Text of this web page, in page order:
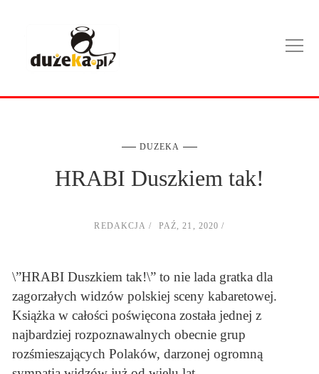
DUZEKA
HRABI Duszkiem tak!
REDAKCJA PAŹ, 21, 2020
\”HRABI Duszkiem tak!\” to nie lada gratka dla
zagorzałych widzów polskiej sceny kabaretowej.
Książka w całości poświęcona została jednej z
najbardziej rozpoznawalnych obecnie grup
rozśmieszających Polaków, darzonej ogromną